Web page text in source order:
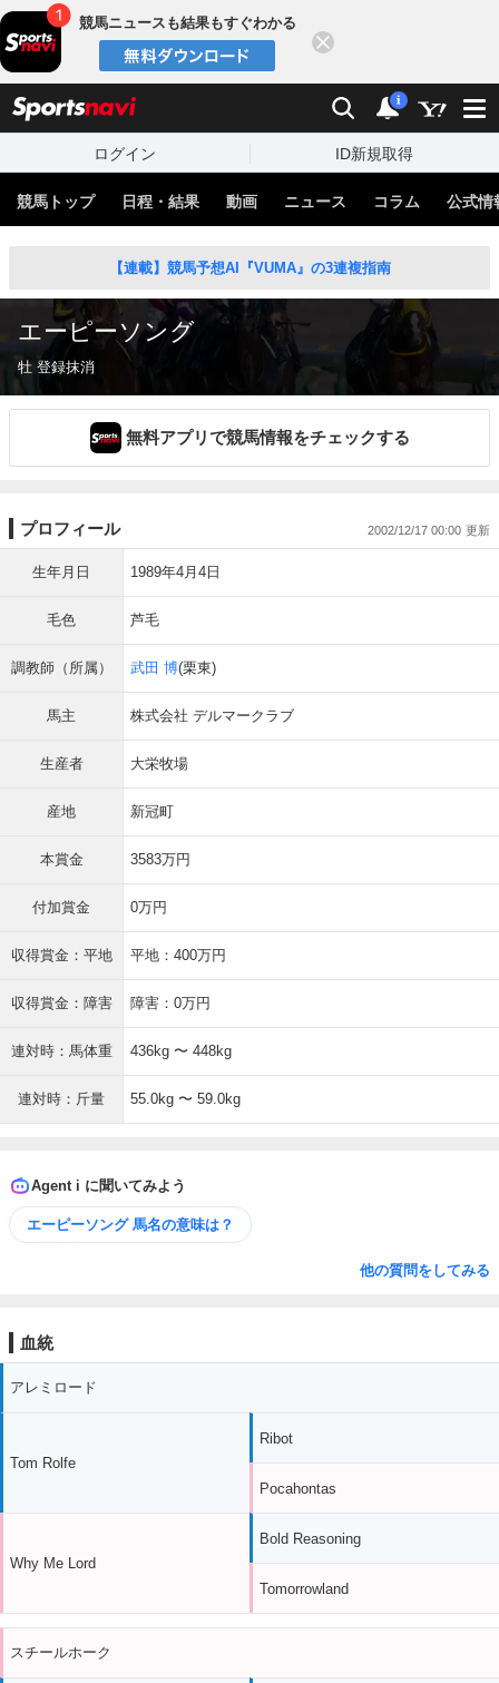
競馬ニュースも結果もすぐわかる
検索 通知
i
ログイン ID新規取得
競馬トップ 日程・結果 動画 ニュース コラム 公式情
【連載】競馬予想AI『VUMA』の3連複指南
エーピーソング
牡 登録抹消
無料アプリで競馬情報をチェックする
プロフィール 2002/12/17 00:00
生年月日 1989年4月4日
毛色 芦毛
調教師（所属） 武田 博(栗東)
馬主 株式会社 デルマークラブ
生産者 大栄牧場
産地 新冠町
本賞金 3583万円
付加賞金 0万円
収得賞金：平地 平地：400万円
収得賞金：障害 障害：0万円
連対時：馬体重 436kg 〜 448kg
連対時：斤量 55.0kg 〜 59.0kg
Agent i に聞いてみよう
エーピーソング 馬名の意味は？
他の質問をしてみる
血統
アレミロード
Tom Rolfe
Why Me Lord
Ribot
Pocahontas
Bold Reasoning
Tomorrowland
スチールホーク